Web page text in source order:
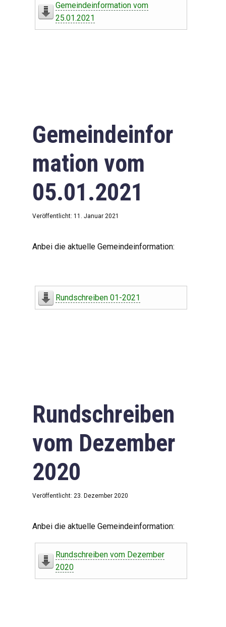
Gemeindeinformation vom
25.01.2021
Gemeindeinfor
mation vom
05.01.2021
Veröffentlicht: 11. Januar 2021
Anbei die aktuelle Gemeindeinformation:
Rundschreiben 01-2021
Rundschreiben
vom Dezember
2020
Veröffentlicht: 23. Dezember 2020
Anbei die aktuelle Gemeindeinformation:
Rundschreiben vom Dezember
2020